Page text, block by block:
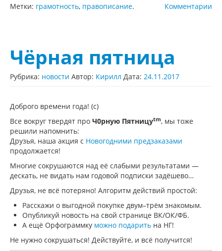
Комментарии
Метки: грамотность, правописание.
Чёрная пятница
Рубрика: новости Автор: Кирилл Дата: 24.11.2017
Доброго времени года! (с)
Все вокруг твердят про Ч0рную Пятницуtm, мы тоже
решили напомнить:
Друзья, наша акция с Новогодними предзаказами
продолжается!
Многие сокрушаются над её слабыми результатами —
дескать, не видать нам годовой подписки задёшево…
Друзья, не всё потеряно! Алгоритм действий простой:
Расскажи о выгодной покупке двум–трём знакомым.
Опубликуй новость на свой странице ВК/ОК/ФБ.
А ещё Орфограммку можно подарить на НГ!
Не нужно сокрушаться! Действуйте, и всё получится!